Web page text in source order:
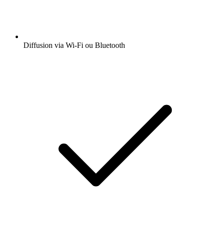
Diffusion via Wi-Fi ou Bluetooth